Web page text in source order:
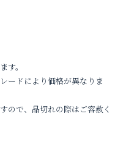
す。
ードにより価格が異なりま
ので、品切れの際はご容赦く